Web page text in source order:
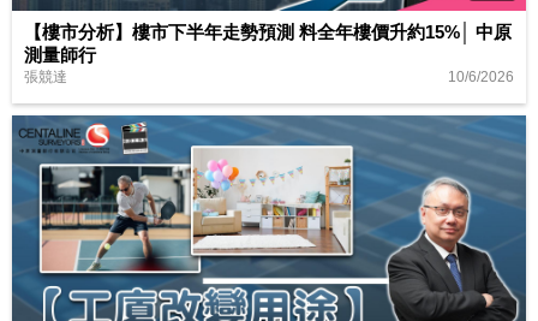
【樓市分析】樓市下半年走勢預測 料全年樓價升約15%│ 中原
測量師行
張競達 10/6/2026